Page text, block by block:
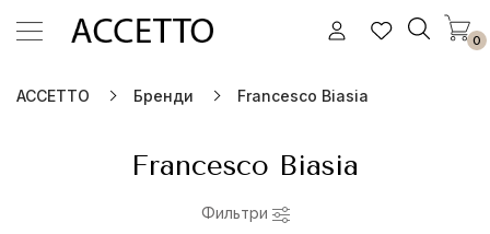
0
ACCETTO Бренди Francesco Biasia
Francesco Biasia
Фильтри